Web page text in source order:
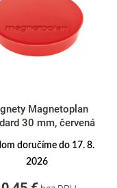
Magnetoplan
30 mm, červená
doručíme do 17. 8.
2026